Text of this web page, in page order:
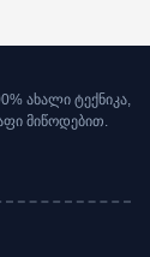
ახალი ტექნიკა,
მიწოდებით.